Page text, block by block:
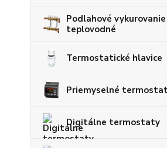
Podlahové vykurovanie
teplovodné
Termostatické hlavice
Priemyselné
Digitálne termostaty